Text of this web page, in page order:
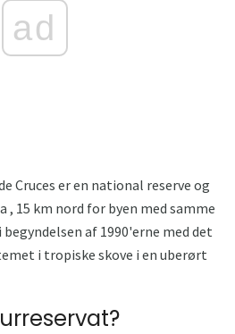
ad
Cruces er en national reserve og
, 15 km nord for byen med samme
af ​​1990'erne med det
i tropiske skove i en uberørt